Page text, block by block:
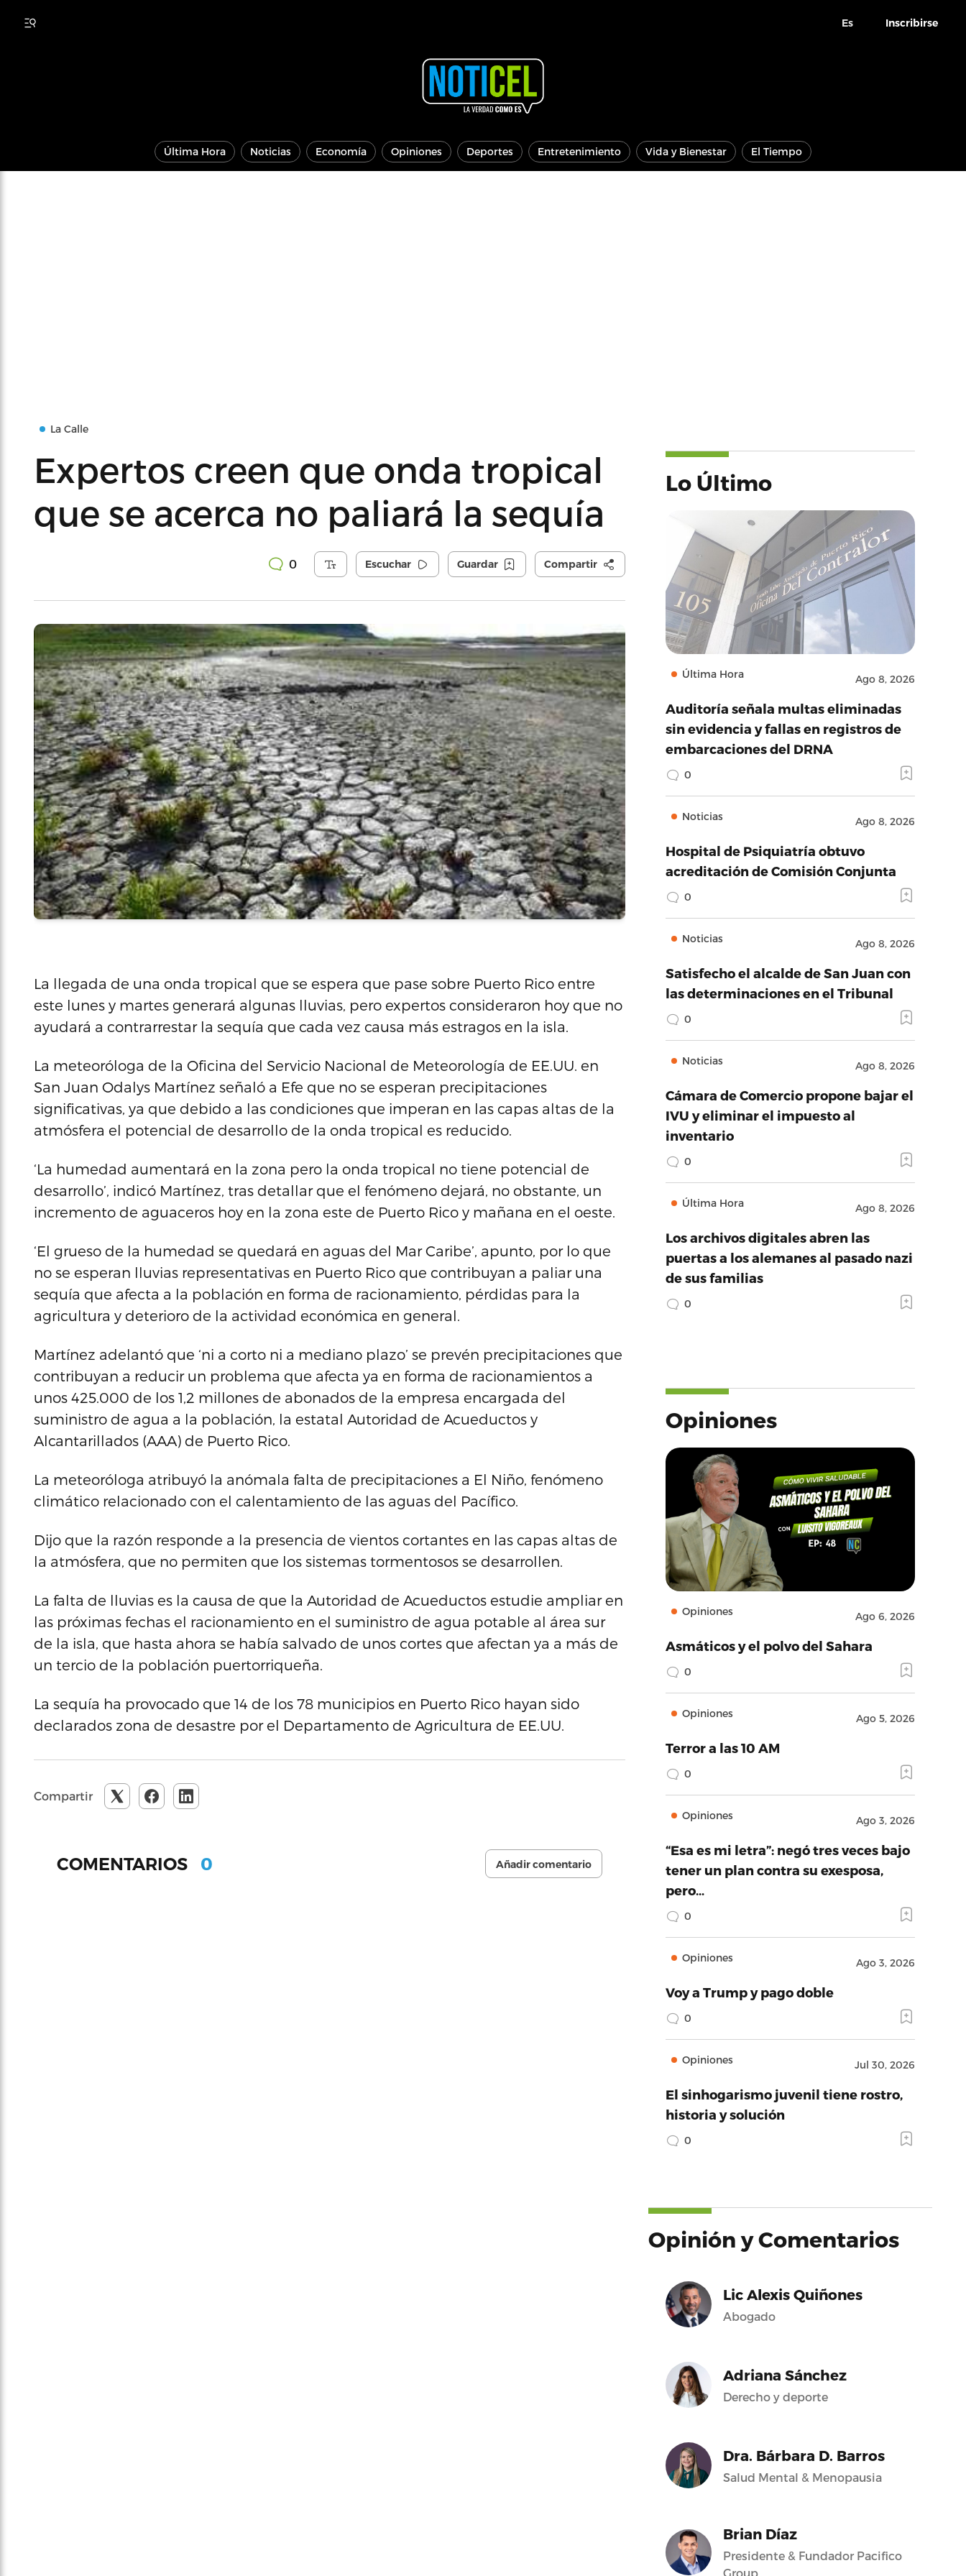
Es Inscribirse
Última Hora Noticias Economía Opiniones Deportes Entretenimiento Vida y Bienestar El Tiempo
La Calle
Expertos creen que onda tropical
que se acerca no paliará la sequía
0 Escuchar Guardar Compartir
La llegada de una onda tropical que se espera que pase sobre Puerto Rico entre
este lunes y martes generará algunas lluvias, pero expertos consideraron hoy que no
ayudará a contrarrestar la sequía que cada vez causa más estragos en la isla.
La meteoróloga de la Oficina del Servicio Nacional de Meteorología de EE.UU. en
San Juan Odalys Martínez señaló a Efe que no se esperan precipitaciones
significativas, ya que debido a las condiciones que imperan en las capas altas de la
atmósfera el potencial de desarrollo de la onda tropical es reducido.
‘La humedad aumentará en la zona pero la onda tropical no tiene potencial de
desarrollo’, indicó Martínez, tras detallar que el fenómeno dejará, no obstante, un
incremento de aguaceros hoy en la zona este de Puerto Rico y mañana en el oeste.
‘El grueso de la humedad se quedará en aguas del Mar Caribe’, apunto, por lo que
no se esperan lluvias representativas en Puerto Rico que contribuyan a paliar una
sequía que afecta a la población en forma de racionamiento, pérdidas para la
agricultura y deterioro de la actividad económica en general.
Martínez adelantó que ‘ni a corto ni a mediano plazo’ se prevén precipitaciones que
contribuyan a reducir un problema que afecta ya en forma de racionamientos a
unos 425.000 de los 1,2 millones de abonados de la empresa encargada del
suministro de agua a la población, la estatal Autoridad de Acueductos y
Alcantarillados (AAA) de Puerto Rico.
La meteoróloga atribuyó la anómala falta de precipitaciones a El Niño, fenómeno
climático relacionado con el calentamiento de las aguas del Pacífico.
Dijo que la razón responde a la presencia de vientos cortantes en las capas altas de
la atmósfera, que no permiten que los sistemas tormentosos se desarrollen.
La falta de lluvias es la causa de que la Autoridad de Acueductos estudie ampliar en
las próximas fechas el racionamiento en el suministro de agua potable al área sur
de la isla, que hasta ahora se había salvado de unos cortes que afectan ya a más de
un tercio de la población puertorriqueña.
La sequía ha provocado que 14 de los 78 municipios en Puerto Rico hayan sido
declarados zona de desastre por el Departamento de Agricultura de EE.UU.
Compartir
COMENTARIOS 0 Añadir comentario
Lo Último
Última Hora Ago 8, 2026
Auditoría señala multas eliminadas
sin evidencia y fallas en registros de
embarcaciones del DRNA
0
Noticias Ago 8, 2026
Hospital de Psiquiatría obtuvo
acreditación de Comisión Conjunta
0
Noticias Ago 8, 2026
Satisfecho el alcalde de San Juan con
las determinaciones en el Tribunal
0
Noticias Ago 8, 2026
Cámara de Comercio propone bajar el
IVU y eliminar el impuesto al
inventario
0
Última Hora Ago 8, 2026
Los archivos digitales abren las
puertas a los alemanes al pasado nazi
de sus familias
0
Opiniones
Opiniones Ago 6, 2026
Asmáticos y el polvo del Sahara
0
Opiniones Ago 5, 2026
Terror a las 10 AM
0
Opiniones Ago 3, 2026
“Esa es mi letra”: negó tres veces bajo
tener un plan contra su exesposa,
pero…
0
Opiniones Ago 3, 2026
Voy a Trump y pago doble
0
Opiniones Jul 30, 2026
El sinhogarismo juvenil tiene rostro,
historia y solución
0
Opinión y Comentarios
Lic Alexis Quiñones
Abogado
Adriana Sánchez
Derecho y deporte
Dra. Bárbara D. Barros
Salud Mental & Menopausia
Brian Díaz
Presidente & Fundador Pacifico
Group